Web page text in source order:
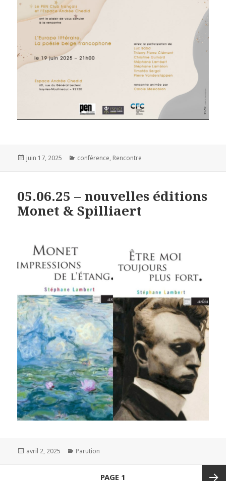
Publié
juin 17, 2025 Catégories
conférence, Rencontre
05.06.25 – nouvelles éditions
Monet & Spilliaert
Publié
avril 2, 2025 Catégories
Parution
PAGE 1